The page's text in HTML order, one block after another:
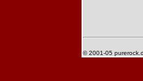
© 2001-05